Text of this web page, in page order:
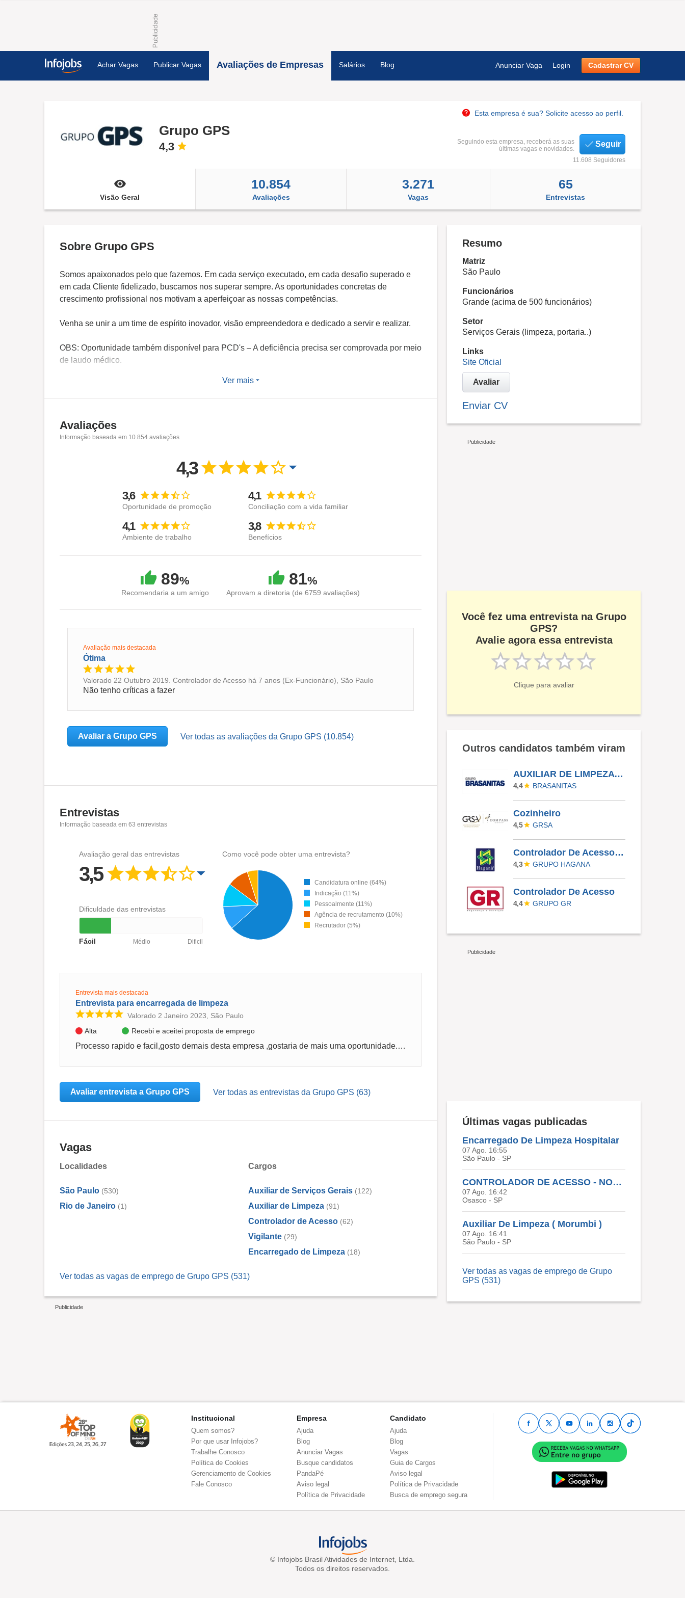
Achar Vagas Publicar Vagas Avaliações de Empresas Salários Blog Anunciar Vaga Login Cadastrar CV
Esta empresa é sua? Solicite acesso ao perfil.
Grupo GPS
4,3
Seguindo esta empresa, receberá as suas
últimas vagas e novidades.
Seguir
11.608 Seguidores
Visão Geral
10.854
Avaliações
3.271
Vagas
65
Entrevistas
Sobre Grupo GPS
Somos apaixonados pelo que fazemos. Em cada serviço executado, em cada desafio superado e
em cada Cliente fidelizado, buscamos nos superar sempre. As oportunidades concretas de
crescimento profissional nos motivam a aperfeiçoar as nossas competências.
Venha se unir a um time de espírito inovador, visão empreendedora e dedicado a servir e realizar.
OBS: Oportunidade também disponível para PCD's – A deficiência precisa ser comprovada por meio
de laudo médico.
Ver mais
Avaliações
Informação baseada em 10.854 avaliações
4,3
3,6
Oportunidade de promoção
4,1
Conciliação com a vida familiar
4,1
Ambiente de trabalho
3,8
Benefícios
89%
Recomendaria a um amigo
81%
Aprovam a diretoria (de 6759 avaliações)
Avaliação mais destacada
Ótima
Valorado 22 Outubro 2019. Controlador de Acesso há 7 anos (Ex-Funcionário), São Paulo
Não tenho críticas a fazer
Avaliar a Grupo GPS Ver todas as avaliações da Grupo GPS (10.854)
Entrevistas
Informação baseada em 63 entrevistas
Avaliação geral das entrevistas
3,5
Dificuldade das entrevistas
Fácil Médio Dificil
Como você pode obter uma entrevista?
Candidatura online (64%)
Indicação (11%)
Pessoalmente (11%)
Agência de recrutamento (10%)
Recrutador (5%)
Entrevista mais destacada
Entrevista para encarregada de limpeza
Valorado 2 Janeiro 2023, São Paulo
Alta
Recebi e aceitei proposta de emprego
Processo rapido e facil,gosto demais desta empresa ,gostaria de mais uma oportunidade...e vi que vcs estão precisando
Avaliar entrevista a Grupo GPS Ver todas as entrevistas da Grupo GPS (63)
Vagas
Localidades
São Paulo (530)
Rio de Janeiro (1)
Cargos
Auxiliar de Serviços Gerais (122)
Auxiliar de Limpeza (91)
Controlador de Acesso (62)
Vigilante (29)
Encarregado de Limpeza (18)
Ver todas as vagas de emprego de Grupo GPS (531)
Resumo
Matriz
São Paulo
Funcionários
Grande (acima de 500 funcionários)
Setor
Serviços Gerais (limpeza, portaria..)
Links
Site Oficial
Avaliar
Enviar CV
Você fez uma entrevista na Grupo
GPS?
Avalie agora essa entrevista
Clique para avaliar
Outros candidatos também viram
AUXILIAR DE LIMPEZA HOSPITALAR - 5X1 - MANHÃ
4,4 BRASANITAS
Cozinheiro
4,5 GRSA
Controlador De Acesso 5X1 - Faria Lima
4,3 GRUPO HAGANA
Controlador De Acesso
4,4 GRUPO GR
Últimas vagas publicadas
Encarregado De Limpeza Hospitalar
07 Ago. 16:55
São Paulo - SP
CONTROLADOR DE ACESSO - NOTURNO - OSASCO
07 Ago. 16:42
Osasco - SP
Auxiliar De Limpeza ( Morumbi )
07 Ago. 16:41
São Paulo - SP
Ver todas as vagas de emprego de Grupo
GPS (531)
Institucional
Quem somos?
Por que usar Infojobs?
Trabalhe Conosco
Política de Cookies
Gerenciamento de Cookies
Fale Conosco
Empresa
Ajuda
Blog
Anunciar Vagas
Busque candidatos
PandaPé
Aviso legal
Política de Privacidade
Candidato
Ajuda
Blog
Vagas
Guia de Cargos
Aviso legal
Política de Privacidade
Busca de emprego segura
© Infojobs Brasil Atividades de Internet, Ltda.
Todos os direitos reservados.